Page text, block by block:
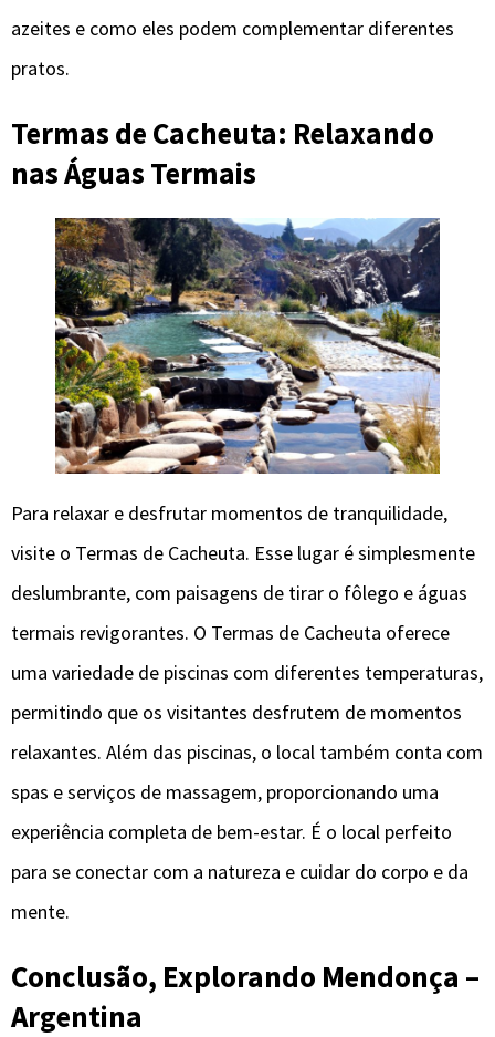
azeites e como eles podem complementar diferentes
pratos.
Termas de Cacheuta: Relaxando
nas Águas Termais
Para relaxar e desfrutar momentos de tranquilidade,
visite o Termas de Cacheuta. Esse lugar é simplesmente
deslumbrante, com paisagens de tirar o fôlego e águas
termais revigorantes. O Termas de Cacheuta oferece
uma variedade de piscinas com diferentes temperaturas,
permitindo que os visitantes desfrutem de momentos
relaxantes. Além das piscinas, o local também conta com
spas e serviços de massagem, proporcionando uma
experiência completa de bem-estar. É o local perfeito
para se conectar com a natureza e cuidar do corpo e da
mente.
Conclusão, Explorando Mendonça –
Argentina